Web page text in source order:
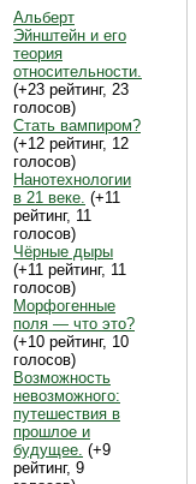
Альберт
Эйнштейн и его
теория
относительности.
(+23 рейтинг, 23
голосов)
Стать вампиром?
(+12 рейтинг, 12
голосов)
Нанотехнологии
в 21 веке. (+11
рейтинг, 11
голосов)
Чёрные дыры
(+11 рейтинг, 11
голосов)
Морфогенные
поля — что это?
(+10 рейтинг, 10
голосов)
Возможность
невозможного:
путешествия в
прошлое и
будущее. (+9
рейтинг, 9